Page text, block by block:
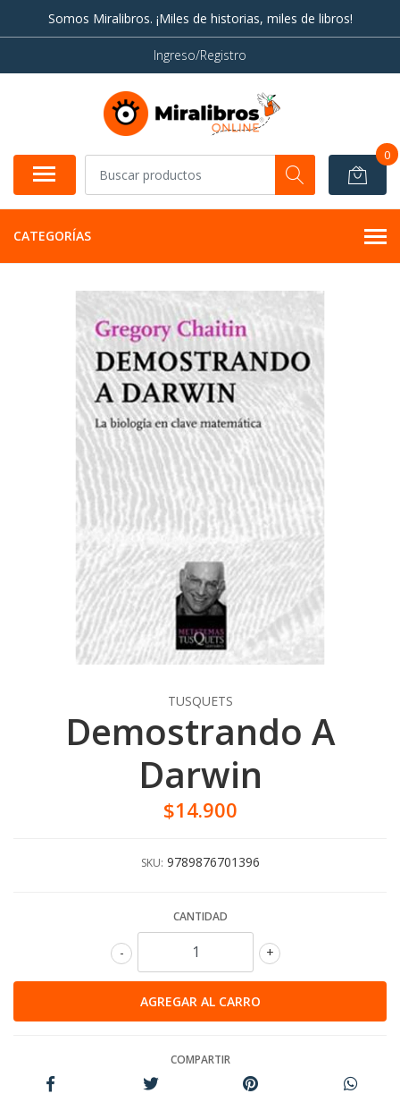
Somos Miralibros. ¡Miles de historias, miles de libros!
Ingreso/Registro
0
CATEGORÍAS
TUSQUETS
Demostrando A
Darwin
$14.900
SKU: 9789876701396
CANTIDAD
+
-
COMPARTIR